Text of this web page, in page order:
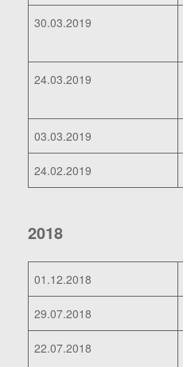
30.03.2019
24.03.2019
03.03.2019
24.02.2019
2018
01.12.2018
29.07.2018
22.07.2018